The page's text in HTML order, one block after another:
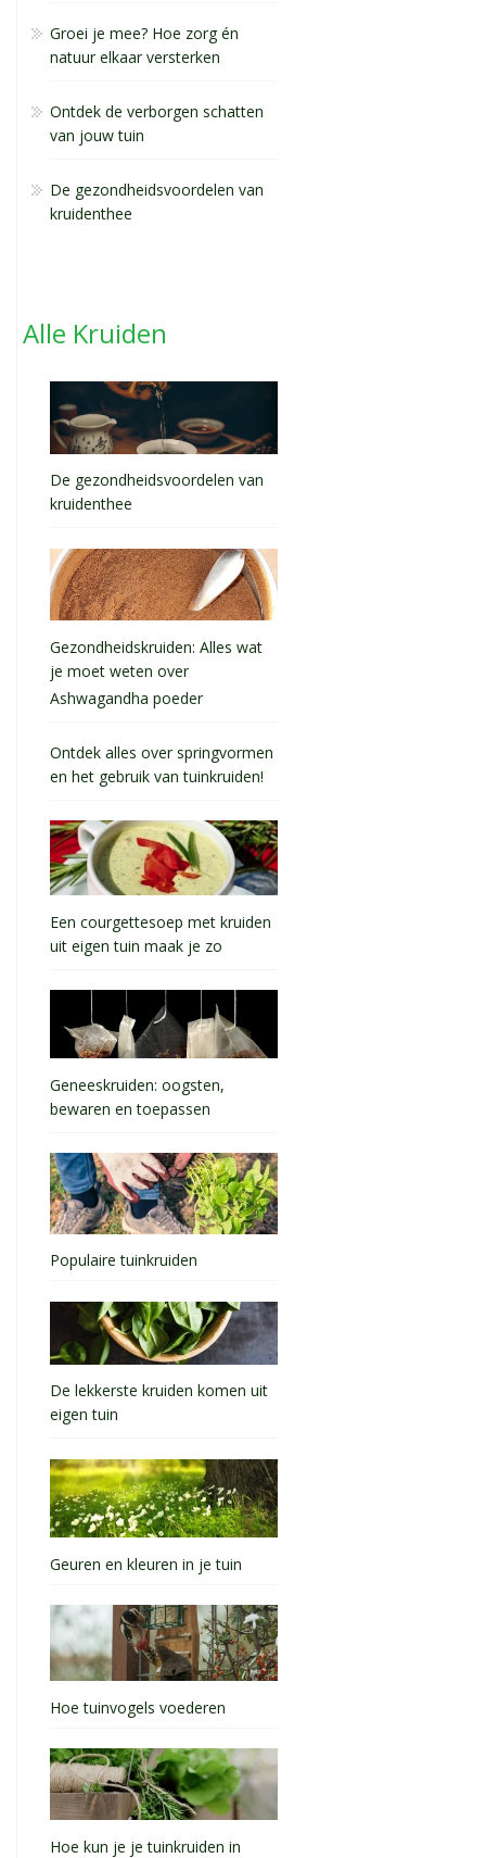
Groei je mee? Hoe zorg én
natuur elkaar versterken
Ontdek de verborgen schatten
van jouw tuin
De gezondheidsvoordelen van
kruidenthee
Alle Kruiden
De gezondheidsvoordelen van
kruidenthee
Gezondheidskruiden: Alles wat
je moet weten over
Ashwagandha poeder
Ontdek alles over springvormen
en het gebruik van tuinkruiden!
Een courgettesoep met kruiden
uit eigen tuin maak je zo
Geneeskruiden: oogsten,
bewaren en toepassen
Populaire tuinkruiden
De lekkerste kruiden komen uit
eigen tuin
Geuren en kleuren in je tuin
Hoe tuinvogels voederen
Hoe kun je je tuinkruiden in